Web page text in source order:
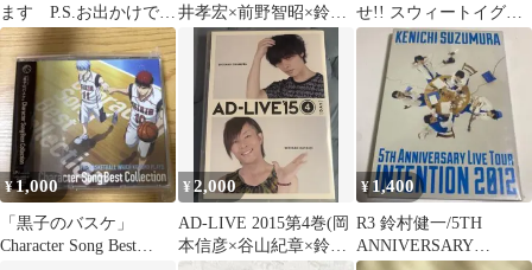
ます P.S.お出かけで
す。孝宏 フルハウス
キス
井孝宏×前野智昭×鈴村
健一)〈2枚組〉
せ!! スウィートイグニ
ッション10 岩田光央/鈴
村健一
¥1,000
「黒子のバスケ」
Character Song Best
¥2,000
AD-LIVE 2015第4巻(岡
本信彦×谷山紀章×鈴村
¥ 1,400
R3 鈴村健一/5TH
ANNIVERSARY